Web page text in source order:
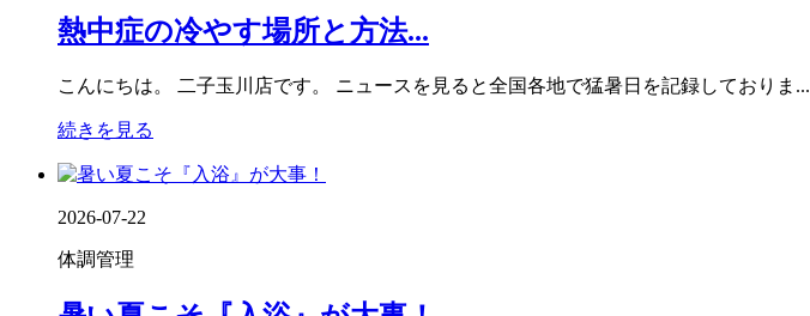
熱中症の冷やす場所と方法...
こんにちは。 二子玉川店です。 ニュースを見ると全国各地で猛暑日を記録しておりま...
続きを見る
2026-07-22
体調管理